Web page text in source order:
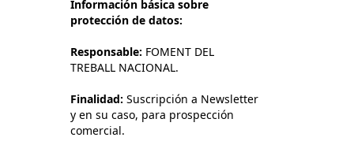
Información básica sobre
protección de datos:
Responsable: FOMENT DEL
TREBALL NACIONAL.
Finalidad: Suscripción a Newsletter
y en su caso, para prospección
comercial.